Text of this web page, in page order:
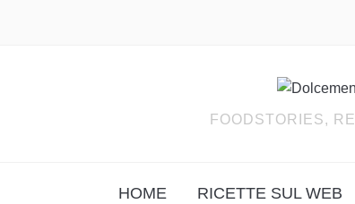
FOODSTORIES,
HOME RICETTE SUL WEB